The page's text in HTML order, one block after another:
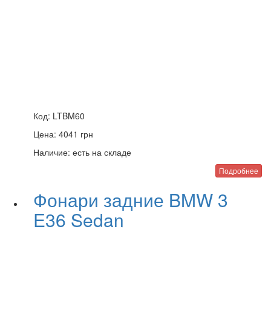
Код: LTBM60
Цена: 4041 грн
Наличие: есть на складе
Подробнее
Фонари задние BMW 3
E36 Sedan